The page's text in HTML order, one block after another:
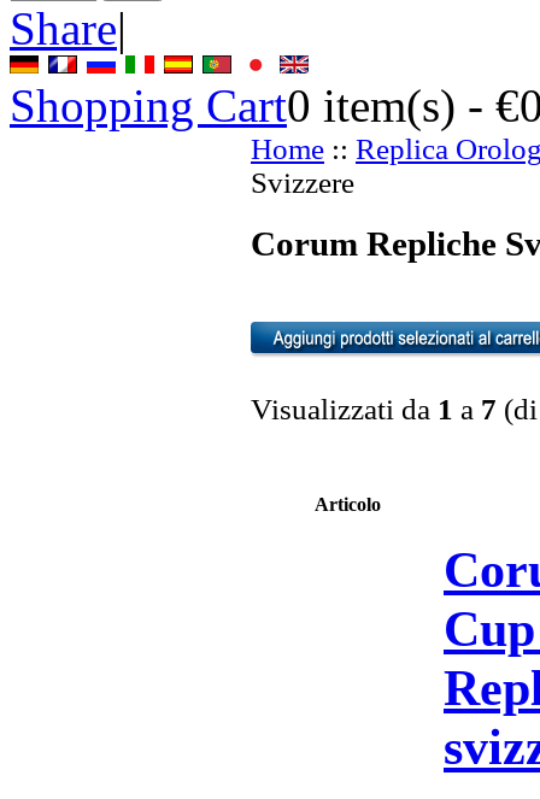
Share|
Shopping Cart0 item(s) -
Home :: Replica
Svizzere
Corum Repliche
Visualizzati da 1 a 7
Articolo